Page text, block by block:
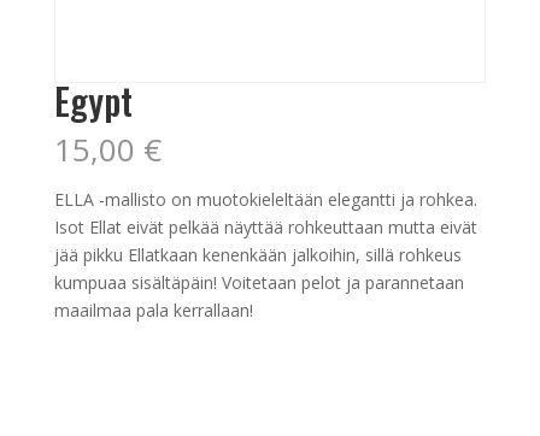
Egypt
15,00 €
ELLA -mallisto on muotokieleltään elegantti ja rohkea.
Isot Ellat eivät pelkää näyttää rohkeuttaan mutta eivät
jää pikku Ellatkaan kenenkään jalkoihin, sillä rohkeus
kumpuaa sisältäpäin! Voitetaan pelot ja parannetaan
maailmaa pala kerrallaan!